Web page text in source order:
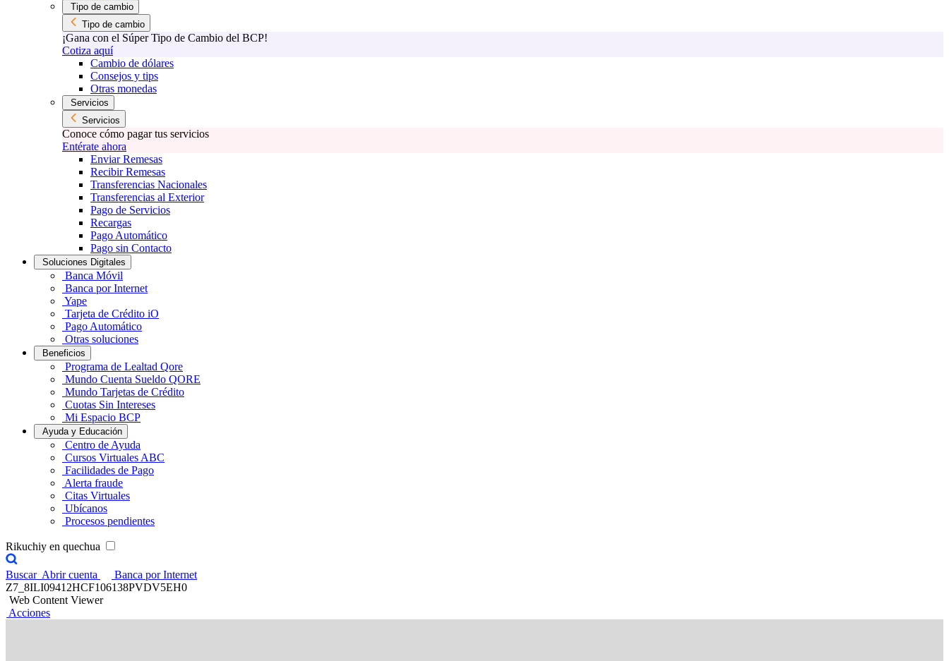
Tipo de cambio
Tipo de cambio
¡Gana con el Súper Tipo de Cambio del BCP!
Cotiza aquí
Cambio de dólares
Consejos y tips
Otras monedas
Servicios
Servicios
Conoce cómo pagar tus servicios
Entérate ahora
Enviar Remesas
Recibir Remesas
Transferencias Nacionales
Transferencias al Exterior
Pago de Servicios
Recargas
Pago Automático
Pago sin Contacto
Soluciones Digitales
Banca Móvil
Banca por Internet
Yape
Tarjeta de Crédito iO
Pago Automático
Otras soluciones
Beneficios
Programa de Lealtad Qore
Mundo Cuenta Sueldo QORE
Mundo Tarjetas de Crédito
Cuotas Sin Intereses
Mi Espacio BCP
Ayuda y Educación
Centro de Ayuda
Cursos Virtuales ABC
Facilidades de Pago
Alerta fraude
Citas Virtuales
Ubícanos
Procesos pendientes
Rikuchiy en quechua
Buscar Abrir cuenta
Banca por Internet
Z7_8ILI09412HCF106138PVDV5EH0
Web Content Viewer
Acciones